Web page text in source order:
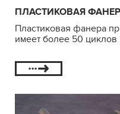
ПЛАСТИКОВАЯ
Пластиковая фанера
имеет более 50 циклов